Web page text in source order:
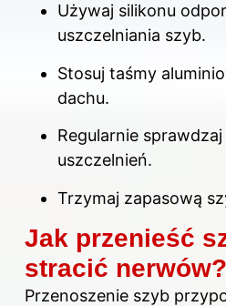
Używaj silikonu
uszczelniania szyb.
Stosuj taśmy
dachu.
Regularnie
uszczelnień.
Trzymaj zapasową
Jak przenieść
stracić nerwów?
Przenoszenie szyb